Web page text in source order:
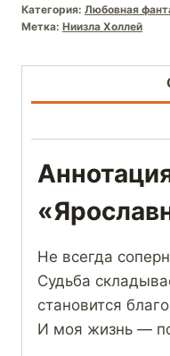
Категория: Любовная
Метка: Ниизла Холлей
Не всегда
Судьба
становится
И моя жизнь —